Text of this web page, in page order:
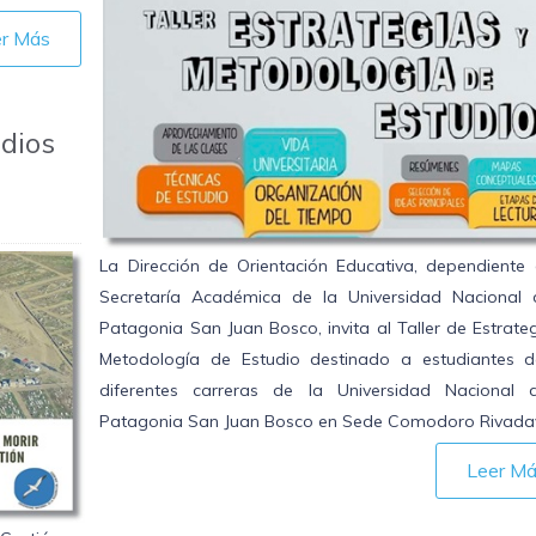
Más
La Dirección de Orientación Educativa,
Secretaría Académica de la Universidad Nacional
Patagonia San Juan Bosco, invita al Taller de
Metodología de Estudio destinado a estudiantes
diferentes carreras de la Universidad Nacional
Patagonia San Juan Bosco en Sede Comodoro
Leer